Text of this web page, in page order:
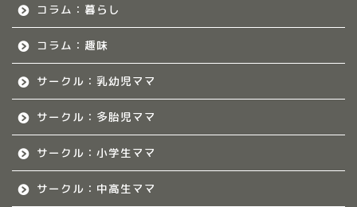
コラム：暮らし
コラム：趣味
サークル：乳幼児ママ
サークル：多胎児ママ
サークル：小学生ママ
サークル：中高生ママ
佐賀のママ集まれ！につ
熊本のママ集まれ！につ